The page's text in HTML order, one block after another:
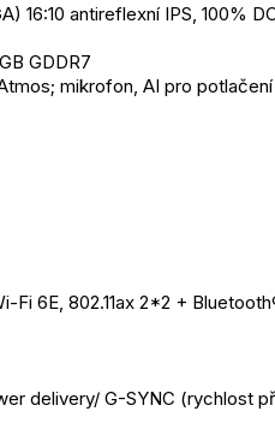
16:10 antireflexní IPS, 100%
GDDR7
mikrofon, AI pro potlačení
Fi 6E, 802.11ax 2*2 +
delivery/ G-SYNC (rychlost